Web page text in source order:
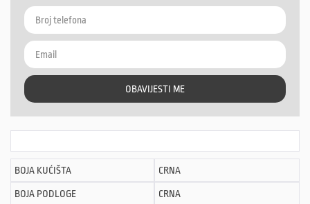
OBAVIJESTI ME
BOJA KUĆIŠTA CRNA
BOJA PODLOGE CRNA